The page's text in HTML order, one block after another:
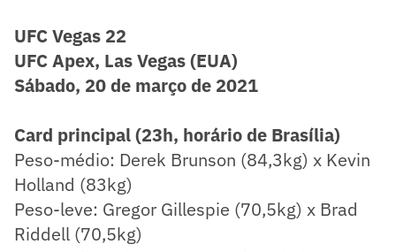
UFC Vegas 22
UFC Apex, Las Vegas (EUA)
Sábado, 20 de março de 2021
Card principal (23h, horário de Brasília)
Peso-médio: Derek Brunson (84,3kg) x Kevin
Holland (83kg)
Peso-leve: Gregor Gillespie (70,5kg) x Brad
Riddell (70,5kg)